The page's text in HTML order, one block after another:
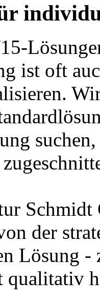
ist oft
der
Lösung
qualitativ